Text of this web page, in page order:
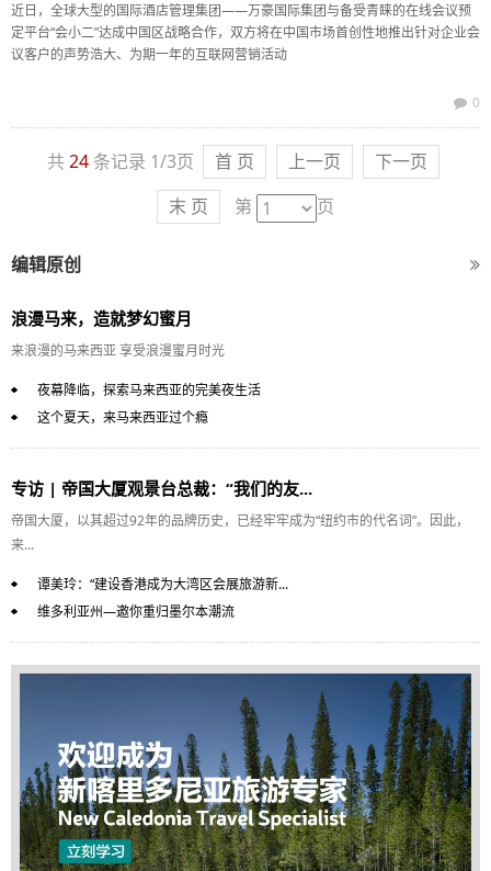
近日，全球大型的国际酒店管理集团——万豪国际集团与备受青睐的在线会议预
定平台“会小二”达成中国区战略合作，双方将在中国市场首创性地推出针对企业会
议客户的声势浩大、为期一年的互联网营销活动
0
共24条记录 1/3页 首 页 上一页
下一页
末 页
第 页
编辑原创
浪漫马来，造就梦幻蜜月
来浪漫的马来西亚 享受浪漫蜜月时光
夜幕降临，探索马来西亚的完美夜生活
这个夏天，来马来西亚过个瘾
专访 | 帝国大厦观景台总裁：“我们的友...
帝国大厦，以其超过92年的品牌历史，已经牢牢成为“纽约市的代名词”。因此，
来...
谭美玲：“建设香港成为大湾区会展旅游新...
维多利亚州—邀你重归墨尔本潮流